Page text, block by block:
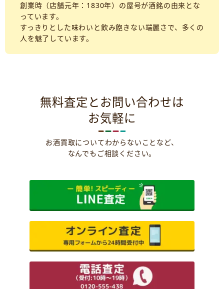
創業時（店舗元年：1830年）の屋号が酒銘の由来とな
っています。
すっきりとした味わいと飲み飽きない端麗さで、多くの
人を魅了しています。
無料査定とお問い合わせは
お気軽に
お酒買取についてわからないことなど、
なんでもご相談ください。